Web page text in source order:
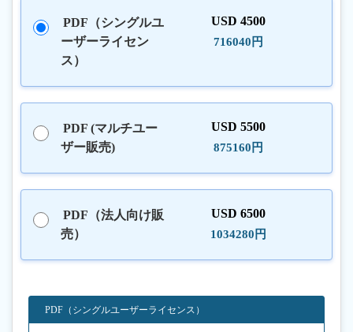
PDF（シングルユ
ーザーライセン
ス）
USD 4500
716040円
PDF (マルチユー
ザー販売)
USD 5500
875160円
PDF（法人向け販
売）
USD 6500
1034280円
PDF（シングルユーザーライセンス）